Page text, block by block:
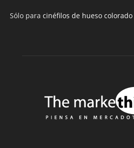
Sólo para cinéfilos de hueso colorado